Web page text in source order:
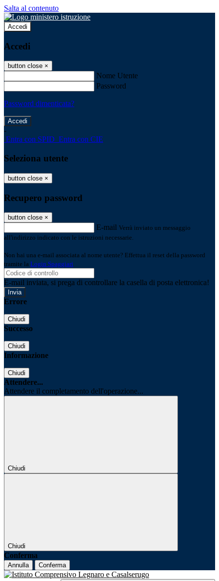
Salta al contenuto
Accedi
Accedi
button close ×
Nome Utente
Password
Password dimenticata?
-
Entra con SPID Entra con CIE
Seleziona utente
button close ×
Recupero password
button close ×
E-mail Verrà inviato un messaggio
all'indirizzo indicato con le istruzioni necessarie.
Non hai una e-mail associata al nome utente? Effettua il reset della password
tramite la Login Spaggiari
E-mail inviata, si prega di controllare la casella di posta elettronica!
Errore
Chiudi
Successo
Chiudi
Informazione
Chiudi
Attendere...
Attendere il completamento dell'operazione...
Chiudi
Chiudi
Conferma
Annulla Conferma